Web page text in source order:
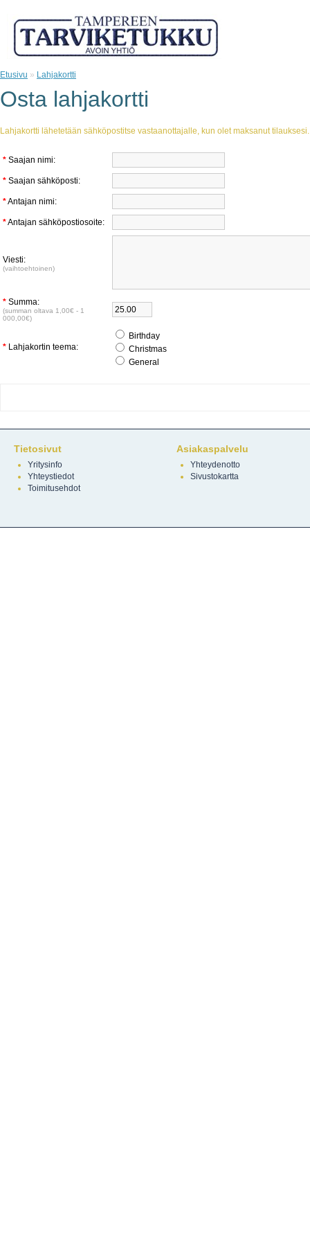
Etusivu » Lahjakortti
Osta lahjakortti
Lahjakortti lähetetään sähköpostitse vastaanottajalle, kun olet maksanut tilauksesi.
* Saajan nimi:
* Saajan sähköposti:
*Antajan nimi:
*Antajan sähköpostiosoite:
Viesti:
(vaihtoehtoinen)
* Summa:
(summan oltava 1,00€ - 1
000,00€)
* Lahjakortin teema:
Birthday
Christmas
General
Tietosivut
Yritysinfo
Yhteystiedot
Toimitusehdot
Asiakaspalvelu
Yhteydenotto
Sivustokartta